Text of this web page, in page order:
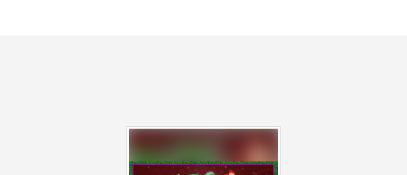
90S & 2000S CROSSOVER ABRIZZ?
Denn es ist wieder soweit ... die 90s Chicks sind on